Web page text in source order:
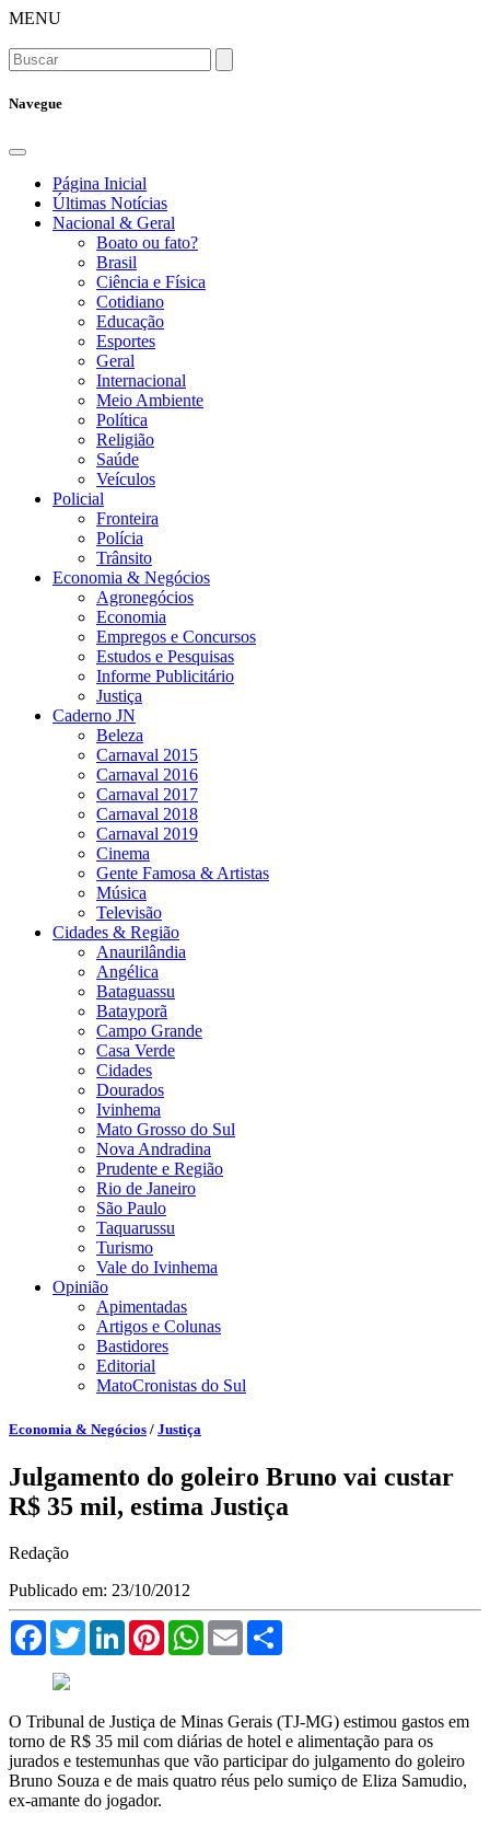
MENU
Navegue
Página Inicial
Últimas Notícias
Nacional & Geral
Boato ou fato?
Brasil
Ciência e Física
Cotidiano
Educação
Esportes
Geral
Internacional
Meio Ambiente
Política
Religião
Saúde
Veículos
Policial
Fronteira
Polícia
Trânsito
Economia & Negócios
Agronegócios
Economia
Empregos e Concursos
Estudos e Pesquisas
Informe Publicitário
Justiça
Caderno JN
Beleza
Carnaval 2015
Carnaval 2016
Carnaval 2017
Carnaval 2018
Carnaval 2019
Cinema
Gente Famosa & Artistas
Música
Televisão
Cidades & Região
Anaurilândia
Angélica
Bataguassu
Batayporã
Campo Grande
Casa Verde
Cidades
Dourados
Ivinhema
Mato Grosso do Sul
Nova Andradina
Prudente e Região
Rio de Janeiro
São Paulo
Taquarussu
Turismo
Vale do Ivinhema
Opinião
Apimentadas
Artigos e Colunas
Bastidores
Editorial
MatoCronistas do Sul
Economia & Negócios / Justiça
Julgamento do goleiro Bruno vai custar
R$ 35 mil, estima Justiça
Redação
Publicado em: 23/10/2012
FacebookTwitterLinkedInPinterestWhatsApp
Email
O Tribunal de Justiça de Minas Gerais (TJ-MG) estimou gastos em
torno de R$ 35 mil com diárias de hotel e alimentação para os
jurados e testemunhas que vão participar do julgamento do goleiro
Bruno Souza e de mais quatro réus pelo sumiço de Eliza Samudio,
ex-amante do jogador.